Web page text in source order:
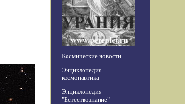
Космические новости
Энциклопедия
космонавтика
Энциклопедия
"Естествознание"